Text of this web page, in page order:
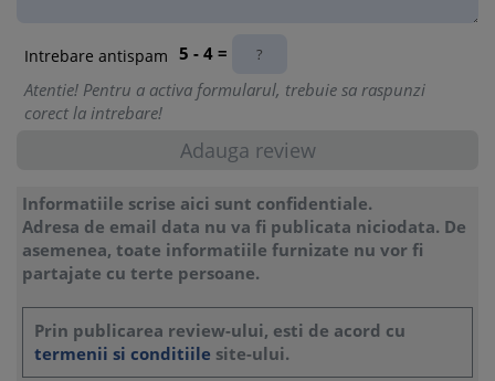
6. Decizie de numire comisie in vederea efectuarii cercetarii
7. Decizie de radiere santiune
8. Decizie de retrogradare
9. Decizie de sanctionare cu avertisment scris
10. Proces-verbal privind cercetarea disciplinara pentru
absente nemotivate
11. Referat pentru absente nemotivate si intarzieri la serviciu
12. Referat pentru intarzieri la seriviciu si comportament
necuviincios
13. Referat privind savarsirea unei abateri disciplinare
Intrebare antispam 5 - 4 =
Atentie! Pentru a activa formularul, trebuie sa raspunzi
corect la intrebare!
Informatiile scrise aici sunt confidentiale.
Adresa de email data nu va fi publicata niciodata. De
asemenea, toate informatiile furnizate nu vor fi
partajate cu terte persoane.
Prin publicarea review-ului, esti de acord cu
termenii si conditiile site-ului.